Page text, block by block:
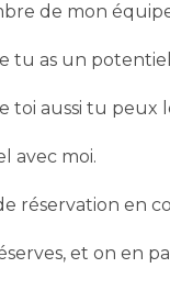
de mon
tu as un
toi aussi tu peux
avec moi.
réservation en
et on en